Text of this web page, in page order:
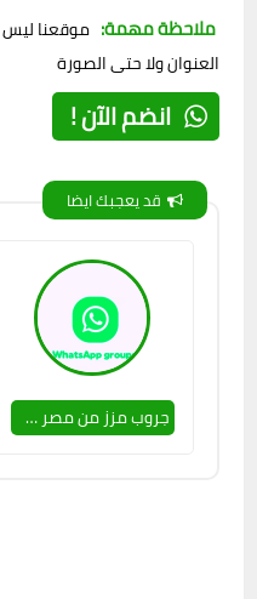
ملاحظة مهمة: موقعنا ليس
العنوان ولا حتى الصورة
انضم الآن !
قد يعجبك ايضا
جروب مزز من مصر 🥵🔥